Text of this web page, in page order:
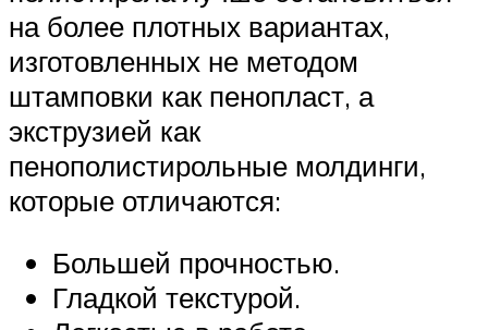
на более плотных вариантах,
изготовленных не методом
штамповки как пенопласт, а
экструзией как
пенополистирольные молдинги,
которые отличаются:
Большей прочностью.
Гладкой текстурой.